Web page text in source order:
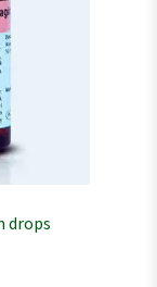
drops